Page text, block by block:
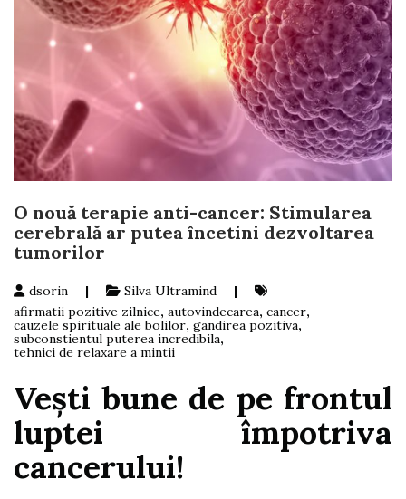
O nouă terapie anti-cancer: Stimularea
cerebrală ar putea încetini dezvoltarea
tumorilor
dsorin | Silva Ultramind
|
afirmatii pozitive zilnice, autovindecarea, cancer,
cauzele spirituale ale bolilor, gandirea pozitiva,
subconstientul puterea incredibila,
tehnici de relaxare a mintii
Vești bune de pe frontul
luptei împotriva
cancerului!